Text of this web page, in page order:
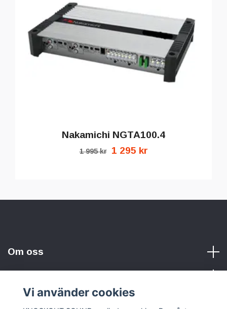
Nakamichi NGTA100.4
1 995 kr 1 295 kr
Om oss
Sociala medier
Vi använder cookies